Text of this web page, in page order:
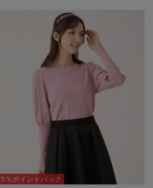
5％ポイントバック